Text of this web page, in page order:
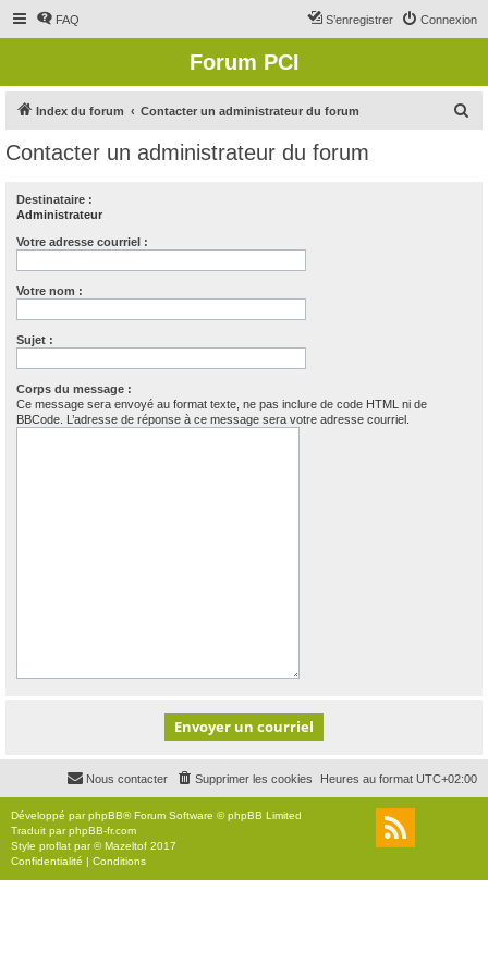
FAQ Connexion
S’enregistrer
Forum PCI
Index du forum Contacter un administrateur du forum
Contacter un administrateur du forum
Destinataire :
Administrateur
Votre adresse courriel :
Votre nom :
Sujet :
Corps du message :
Ce message sera envoyé au format texte, ne pas inclure de code HTML ni de
BBCode. L’adresse de réponse à ce message sera votre adresse courriel.
Heures au format UTC+02:00
Supprimer les cookies
Nous contacter
Développé parphpBB® Forum Software © phpBB Limited
Traduit parphpBB-fr.com
Style proflat par ©Mazeltof 2017
Confidentialité | Conditions